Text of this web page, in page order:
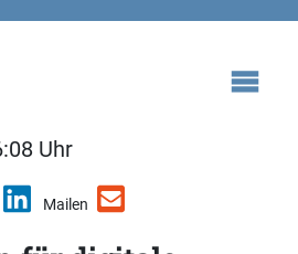
Uhr
Mailen